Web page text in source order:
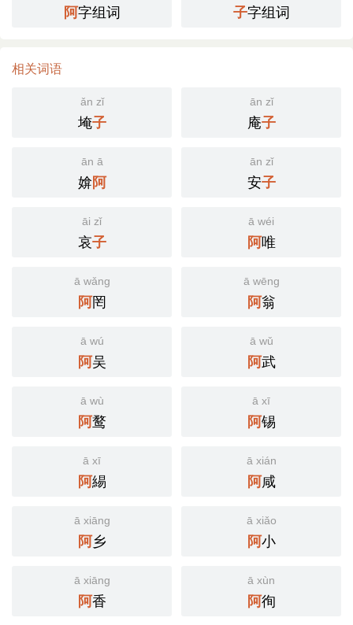
阿字组词 子字组词
相关词语
ǎn zǐ
埯子
ān zǐ
庵子
ān ā
媕阿
ān zǐ
安子
āi zǐ
哀子
ā wéi
阿唯
ā wǎng
阿罔
ā wēng
阿翁
ā wú
阿吴
ā wǔ
阿武
ā wù
阿鹜
ā xī
阿锡
ā xī
阿緆
ā xián
阿咸
ā xiāng
阿乡
ā xiǎo
阿小
ā xiāng
阿香
ā xùn
阿徇